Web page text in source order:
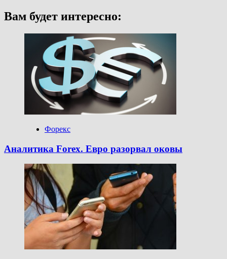
Вам будет интересно:
Форекс
Аналитика Forex. Евро разорвал оковы